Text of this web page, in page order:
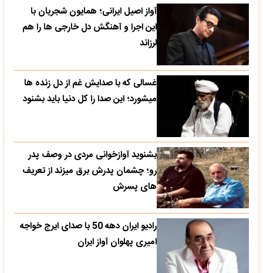
آواز اصیل ایرانی؛ همایون شجریان با
این اجرا و آهنگش دل خارجی ها را هم
لرزاند
غسالی که با صدایش غم از دل زنده ها
میشورد؛ این صدا را کل دنیا باید بشنود
بشنوید آوازخوانی مردی در وصف پدر
رو؛ چشمان پدرش برق میزند از تعریف
های پسرش
رادیو ایران دهه 50 با صدای ایرج خواجه
امیری پهلوان آواز ایران